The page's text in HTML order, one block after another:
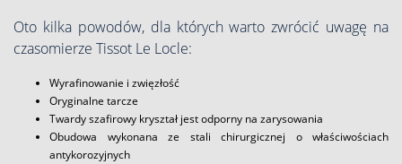
Oto kilka powodów, dla których warto zwrócić uwagę na
czasomierze Tissot Le Locle:
Wyrafinowanie i zwięzłość
Oryginalne tarcze
Twardy szafirowy kryształ jest odporny na zarysowania
Obudowa wykonana ze stali chirurgicznej o właściwościach
antykorozyjnych